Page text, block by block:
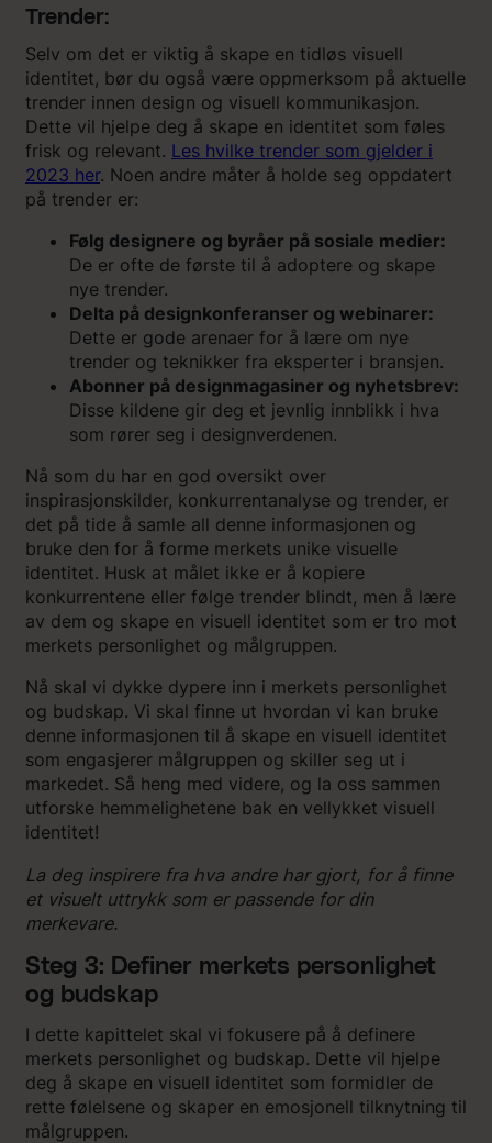
Trender:
Selv om det er viktig å skape en tidløs visuell
identitet, bør du også være oppmerksom på aktuelle
trender innen design og visuell kommunikasjon.
Dette vil hjelpe deg å skape en identitet som føles
frisk og relevant. Les hvilke trender som gjelder i
2023 her. Noen andre måter å holde seg oppdatert
på trender er:
Følg designere og byråer på sosiale medier:
De er ofte de første til å adoptere og skape
nye trender.
Delta på designkonferanser og webinarer:
Dette er gode arenaer for å lære om nye
trender og teknikker fra eksperter i bransjen.
Abonner på designmagasiner og nyhetsbrev:
Disse kildene gir deg et jevnlig innblikk i hva
som rører seg i designverdenen.
Nå som du har en god oversikt over
inspirasjonskilder, konkurrentanalyse og trender, er
det på tide å samle all denne informasjonen og
bruke den for å forme merkets unike visuelle
identitet. Husk at målet ikke er å kopiere
konkurrentene eller følge trender blindt, men å lære
av dem og skape en visuell identitet som er tro mot
merkets personlighet og målgruppen.
Nå skal vi dykke dypere inn i merkets personlighet
og budskap. Vi skal finne ut hvordan vi kan bruke
denne informasjonen til å skape en visuell identitet
som engasjerer målgruppen og skiller seg ut i
markedet. Så heng med videre, og la oss sammen
utforske hemmelighetene bak en vellykket visuell
identitet!
La deg inspirere fra hva andre har gjort, for å finne
et visuelt uttrykk som er passende for din
merkevare.
Steg 3: Definer merkets personlighet
og budskap
I dette kapittelet skal vi fokusere på å definere
merkets personlighet og budskap. Dette vil hjelpe
deg å skape en visuell identitet som formidler de
rette følelsene og skaper en emosjonell tilknytning til
målgruppen.